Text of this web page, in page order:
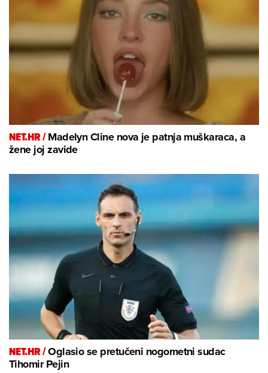
NET.HR /Madelyn Cline nova je patnja muškaraca, a
žene joj zavide
NET.HR /Oglasio se pretučeni nogometni sudac
Tihomir Pejin